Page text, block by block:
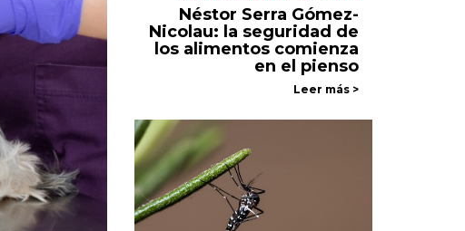
Néstor Serra Gómez-
Nicolau: la seguridad de
los alimentos comienza
en el pienso
Leer más >